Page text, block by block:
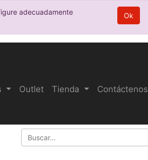
adecuadamente
Ok
Outlet Tienda Contáctenos